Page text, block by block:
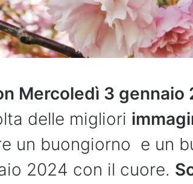
Mercoledì 3 gennaio
delle migliori
un buongiorno e un
2024 con il cuore.